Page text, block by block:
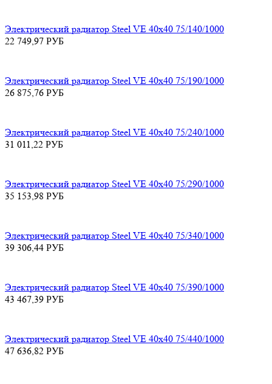
Электрический радиатор Steel VE 40х40 75/140/1000
22 749,97 РУБ
Электрический радиатор Steel VE 40х40 75/190/1000
26 875,76 РУБ
Электрический радиатор Steel VE 40х40 75/240/1000
31 011,22 РУБ
Электрический радиатор Steel VE 40х40 75/290/1000
35 153,98 РУБ
Электрический радиатор Steel VE 40х40 75/340/1000
39 306,44 РУБ
Электрический радиатор Steel VE 40х40 75/390/1000
43 467,39 РУБ
Электрический радиатор Steel VE 40х40 75/440/1000
47 636,82 РУБ